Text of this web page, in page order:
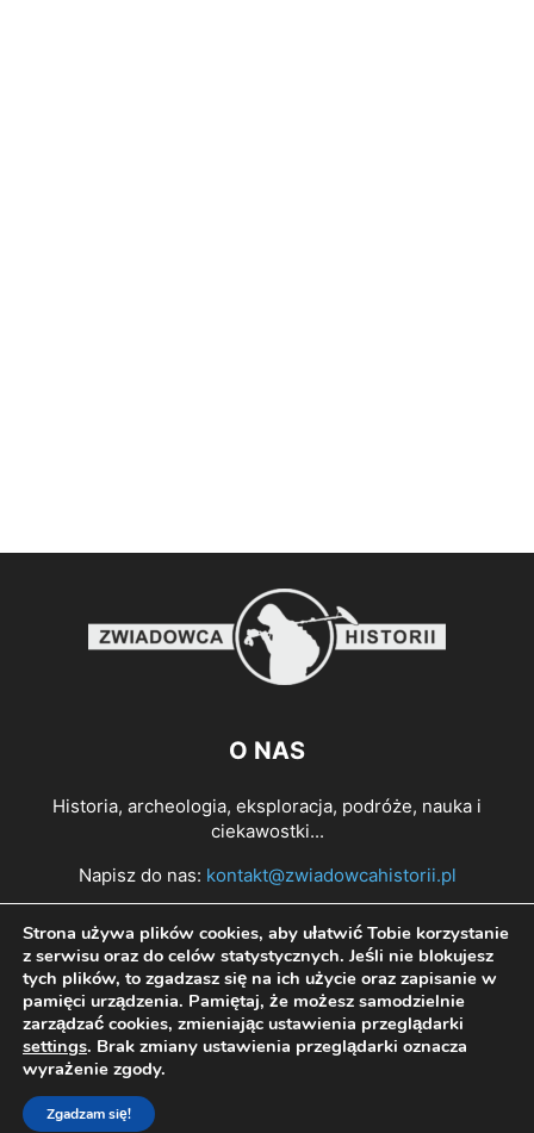
O NAS
Historia, archeologia, eksploracja, podróże, nauka i
ciekawostki...
Napisz do nas: kontakt@zwiadowcahistorii.pl
PODĄŻAJ ZA NAMI
© All right reserved Zwiadowca Historii 2022
Strona używa plików cookies, aby ułatwić Tobie korzystanie
z serwisu oraz do celów statystycznych. Jeśli nie blokujesz
tych plików, to zgadzasz się na ich użycie oraz zapisanie w
pamięci urządzenia. Pamiętaj, że możesz samodzielnie
zarządzać cookies, zmieniając ustawienia przeglądarki
settings. Brak zmiany ustawienia przeglądarki oznacza
wyrażenie zgody.
Zgadzam się!